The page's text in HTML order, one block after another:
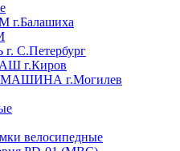
С.Петербург
г.Киров
г.Могилев
велосипедные